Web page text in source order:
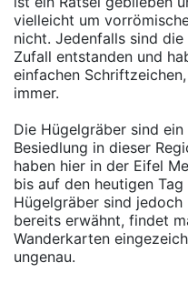
vielleicht um
nicht. Jedenfalls sind
Zufall entstanden und
einfachen
immer.
Die Hügelgräber sind
Besiedlung in dieser
haben hier in der Eifel
bis auf den heutigen
Hügelgräber sind jedoch
bereits erwähnt, findet
Wanderkarten
ungenau.